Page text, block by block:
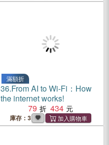
滿額折
36.From AI to Wi-Fi：How
the internet works!
79
434
庫存：3